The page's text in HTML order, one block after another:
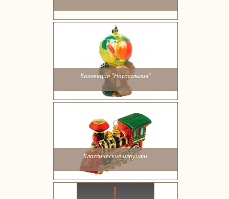
Коллекция "Ностальгия"
Классические игрушки